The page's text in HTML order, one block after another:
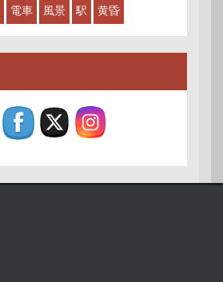
電車 風景 駅 黄昏